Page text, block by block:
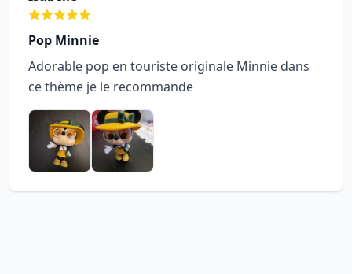
Pop Minnie
Adorable pop en touriste originale Minnie dans
ce thème je le recommande